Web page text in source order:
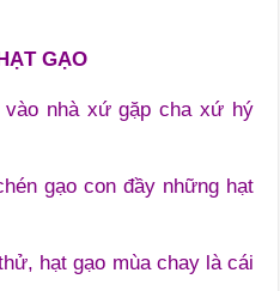
T GẠO
vào nhà xứ gặp cha xứ hý
con đầy những hạt
hạt gạo mùa chay là cái